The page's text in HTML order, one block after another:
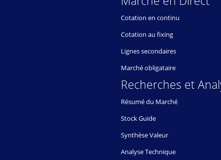
Cotation en continu
Cotation au fixing
Lignes secondaires
Marché obligataire
Recherches et
Résumé du Marché
Stock Guide
Synthèse Valeur
Analyse Technique